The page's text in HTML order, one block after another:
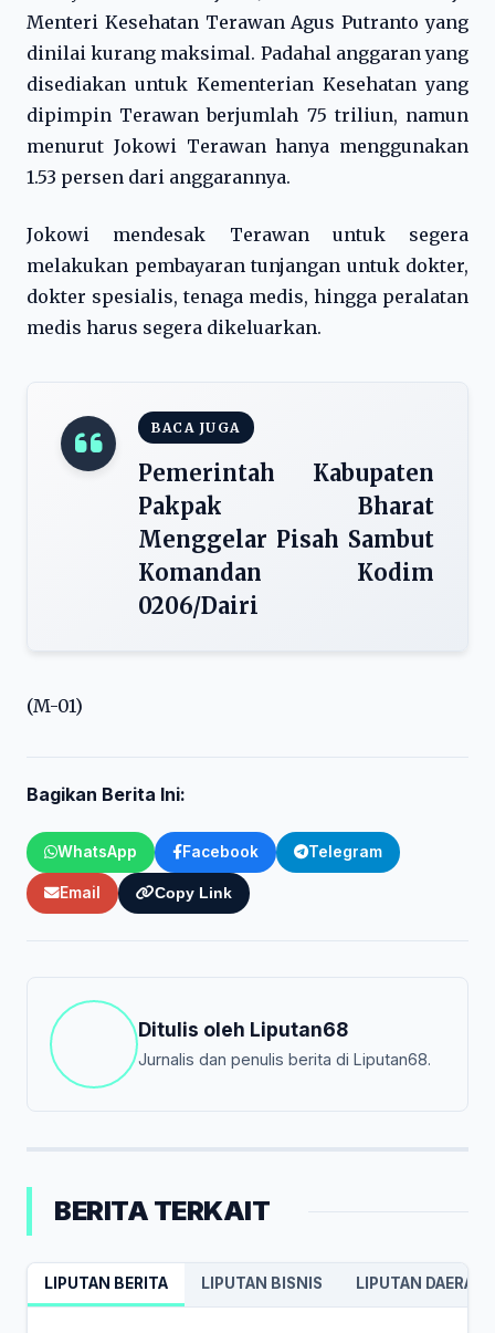
Menteri Kesehatan Terawan Agus Putranto yang
dinilai kurang maksimal. Padahal anggaran yang
disediakan untuk Kementerian Kesehatan yang
dipimpin Terawan berjumlah 75 triliun, namun
menurut Jokowi Terawan hanya menggunakan
1.53 persen dari anggarannya.
Jokowi mendesak Terawan untuk segera
melakukan pembayaran tunjangan untuk dokter,
dokter spesialis, tenaga medis, hingga peralatan
medis harus segera dikeluarkan.
BACA JUGA
Pemerintah Kabupaten
Pakpak Bharat
Menggelar Pisah Sambut
Komandan Kodim
0206/Dairi
(M-01)
Bagikan Berita Ini:
WhatsApp Facebook Telegram
Email Copy Link
Ditulis oleh Liputan68
Jurnalis dan penulis berita di Liputan68.
BERITA TERKAIT
LIPUTAN BERITA LIPUTAN BISNIS LIPUTAN DAERAH